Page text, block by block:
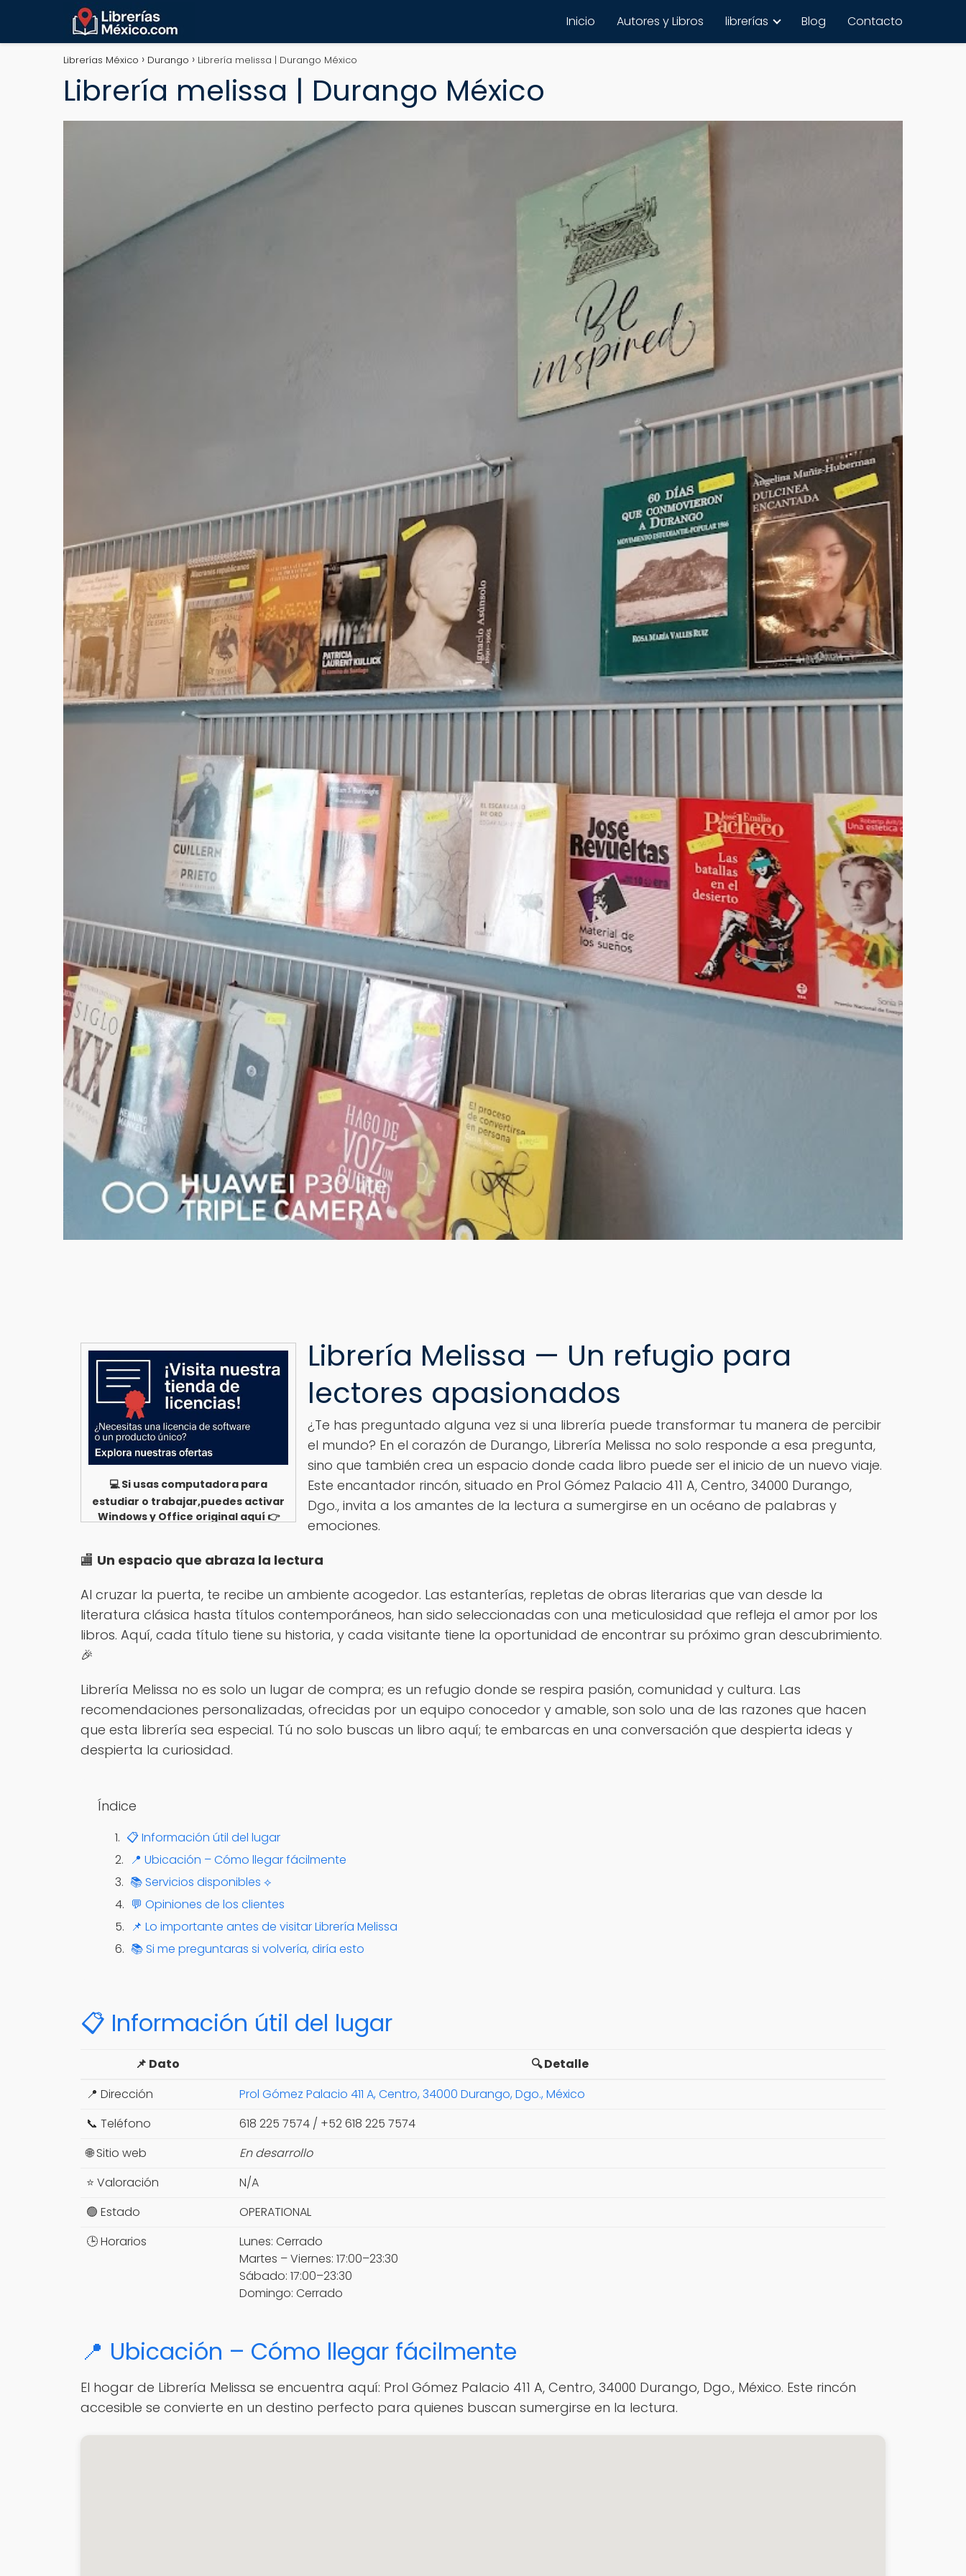
Inicio Autores y Libros librerías Blog Contacto
Librerías México Durango Librería melissa | Durango México
Librería melissa | Durango México
💻 Si usas computadora para
estudiar o trabajar,puedes activar
Windows y Office original aquí 👉
Librería Melissa — Un refugio para
lectores apasionados
¿Te has preguntado alguna vez si una librería puede transformar tu manera de percibir
el mundo? En el corazón de Durango, Librería Melissa no solo responde a esa pregunta,
sino que también crea un espacio donde cada libro puede ser el inicio de un nuevo viaje.
Este encantador rincón, situado en Prol Gómez Palacio 411 A, Centro, 34000 Durango,
Dgo., invita a los amantes de la lectura a sumergirse en un océano de palabras y
emociones.
🏬 Un espacio que abraza la lectura
Al cruzar la puerta, te recibe un ambiente acogedor. Las estanterías, repletas de obras literarias que van desde la
literatura clásica hasta títulos contemporáneos, han sido seleccionadas con una meticulosidad que refleja el amor por los
libros. Aquí, cada título tiene su historia, y cada visitante tiene la oportunidad de encontrar su próximo gran descubrimiento.
🎉
Librería Melissa no es solo un lugar de compra; es un refugio donde se respira pasión, comunidad y cultura. Las
recomendaciones personalizadas, ofrecidas por un equipo conocedor y amable, son solo una de las razones que hacen
que esta librería sea especial. Tú no solo buscas un libro aquí; te embarcas en una conversación que despierta ideas y
despierta la curiosidad.
Índice
📋 Información útil del lugar
📍 Ubicación – Cómo llegar fácilmente
📚 Servicios disponibles ⟡
💬 Opiniones de los clientes
📌 Lo importante antes de visitar Librería Melissa
📚 Si me preguntaras si volvería, diría esto
📋 Información útil del lugar
📌 Dato
🔍 Detalle
📍 Dirección
Prol Gómez Palacio 411 A, Centro, 34000 Durango, Dgo., México
📞 Teléfono
618 225 7574 / +52 618 225 7574
🌐 Sitio web
En desarrollo
⭐ Valoración
N/A
🟢 Estado
OPERATIONAL
🕒 Horarios
Lunes: Cerrado
Martes – Viernes: 17:00–23:30
Sábado: 17:00–23:30
Domingo: Cerrado
📍 Ubicación – Cómo llegar fácilmente
El hogar de Librería Melissa se encuentra aquí: Prol Gómez Palacio 411 A, Centro, 34000 Durango, Dgo., México. Este rincón
accesible se convierte en un destino perfecto para quienes buscan sumergirse en la lectura.